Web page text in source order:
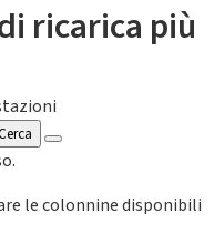
ricarica più
le colonnine disponibili